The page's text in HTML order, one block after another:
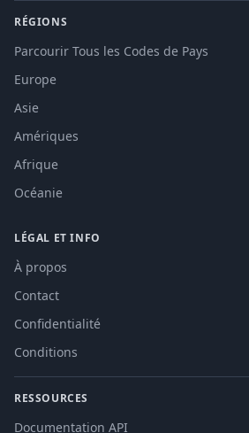
RÉGIONS
Parcourir Tous les Codes de Pays
Europe
Asie
Amériques
Afrique
Océanie
LÉGAL ET INFO
À propos
Contact
Confidentialité
Conditions
RESSOURCES
Documentation API